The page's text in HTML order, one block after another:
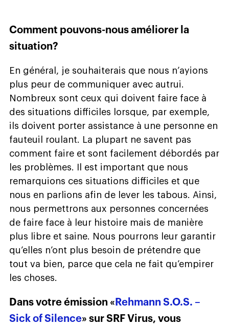
Comment pouvons-nous améliorer la
situation?
En général, je souhaiterais que nous n’ayions
plus peur de communiquer avec autrui.
Nombreux sont ceux qui doivent faire face à
des situations difficiles lorsque, par exemple,
ils doivent porter assistance à une personne en
fauteuil roulant. La plupart ne savent pas
comment faire et sont facilement débordés par
les problèmes. Il est important que nous
remarquions ces situations difficiles et que
nous en parlions afin de lever les tabous. Ainsi,
nous permettrons aux personnes concernées
de faire face à leur histoire mais de manière
plus libre et saine. Nous pourrons leur garantir
qu’elles n’ont plus besoin de prétendre que
tout va bien, parce que cela ne fait qu’empirer
les choses.
Dans votre émission « Rehmann S.O.S. –
Sick of Silence» sur SRF Virus, vous